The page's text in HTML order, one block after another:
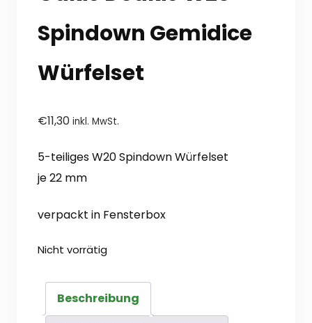
Spindown Gemidice
Würfelset
€11,30 inkl. MwSt.
5-teiliges W20 Spindown Würfelset
je 22 mm
verpackt in Fensterbox
Nicht vorrätig
Beschreibung